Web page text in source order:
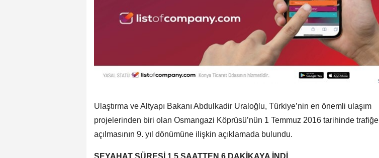
Ulaştırma ve Altyapı Bakanı Abdulkadir Uraloğlu, Türkiye’nin en önemli ulaşım
projelerinden biri olan Osmangazi Köprüsü’nün 1 Temmuz 2016 tarihinde trafiğe
açılmasının 9. yıl dönümüne ilişkin açıklamada bulundu.
SEYAHAT SÜRESİ 1,5 SAATTEN 6 DAKİKAYA İNDİ